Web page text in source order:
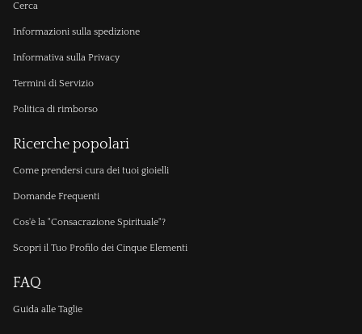
Cerca
Informazioni sulla spedizione
Informativa sulla Privacy
Termini di Servizio
Politica di rimborso
Ricerche popolari
Come prendersi cura dei tuoi gioielli
Domande Frequenti
Cos'è la "Consacrazione Spirituale"?
Scopri il Tuo Profilo dei Cinque Elementi
FAQ
Guida alle Taglie